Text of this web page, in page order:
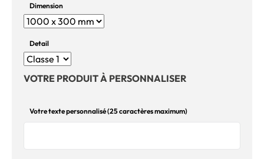
Dimension
Detail
VOTRE PRODUIT À PERSONNALISER
Votre texte personnalisé (25 caractères maximum)